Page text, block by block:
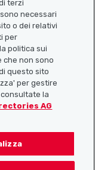
terzi
necessari
o dei relativi
per
politica sui
che non sono
questo sito
per gestire
la
AG